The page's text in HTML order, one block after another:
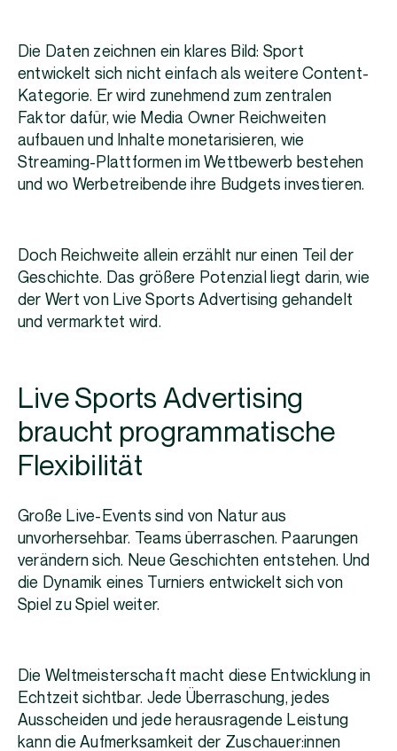
Die Daten zeichnen ein klares Bild: Sport
entwickelt sich nicht einfach als weitere Content-
Kategorie. Er wird zunehmend zum zentralen
Faktor dafür, wie Media Owner Reichweiten
aufbauen und Inhalte monetarisieren, wie
Streaming-Plattformen im Wettbewerb bestehen
und wo Werbetreibende ihre Budgets investieren.
Doch Reichweite allein erzählt nur einen Teil der
Geschichte. Das größere Potenzial liegt darin, wie
der Wert von Live Sports Advertising gehandelt
und vermarktet wird.
Live Sports Advertising
braucht programmatische
Flexibilität
Große Live-Events sind von Natur aus
unvorhersehbar. Teams überraschen. Paarungen
verändern sich. Neue Geschichten entstehen. Und
die Dynamik eines Turniers entwickelt sich von
Spiel zu Spiel weiter.
Die Weltmeisterschaft macht diese Entwicklung in
Echtzeit sichtbar. Jede Überraschung, jedes
Ausscheiden und jede herausragende Leistung
kann die Aufmerksamkeit der Zuschauer:innen